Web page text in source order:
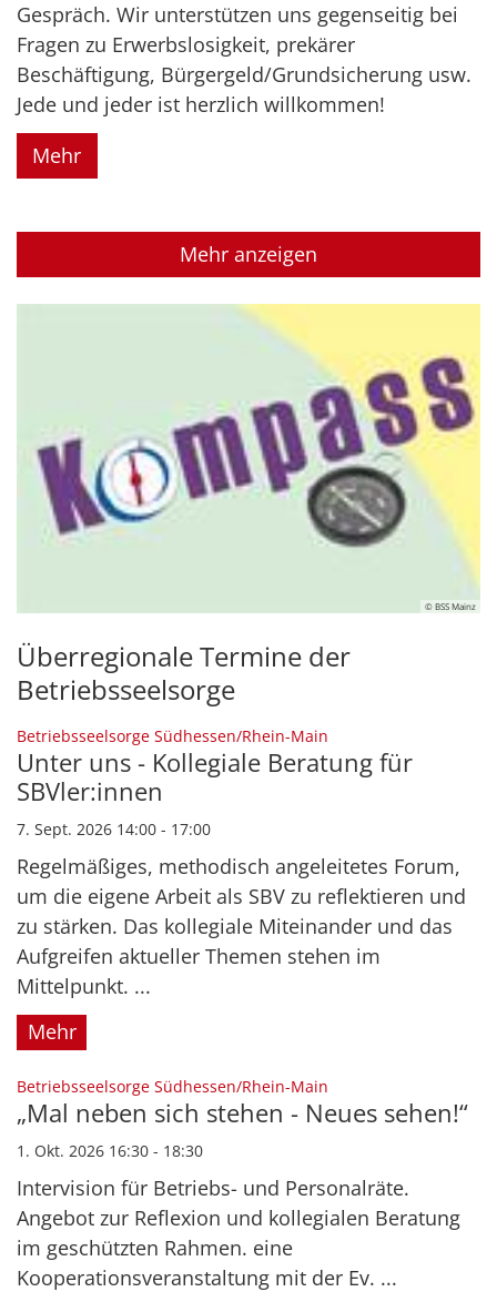
Gespräch. Wir unterstützen uns gegenseitig bei
Fragen zu Erwerbslosigkeit, prekärer
Beschäftigung, Bürgergeld/Grundsicherung usw.
Jede und jeder ist herzlich willkommen!
Mehr
Mehr anzeigen
© BSS Mainz
Überregionale Termine der
Betriebsseelsorge
Betriebsseelsorge Südhessen/Rhein-Main
Unter uns - Kollegiale Beratung für
SBVler:innen
7. Sept. 2026 14:00 - 17:00
Regelmäßiges, methodisch angeleitetes Forum,
um die eigene Arbeit als SBV zu reflektieren und
zu stärken. Das kollegiale Miteinander und das
Aufgreifen aktueller Themen stehen im
Mittelpunkt. ...
Mehr
Betriebsseelsorge Südhessen/Rhein-Main
„Mal neben sich stehen - Neues sehen!“
1. Okt. 2026 16:30 - 18:30
Intervision für Betriebs- und Personalräte.
Angebot zur Reflexion und kollegialen Beratung
im geschützten Rahmen. eine
Kooperationsveranstaltung mit der Ev. ...